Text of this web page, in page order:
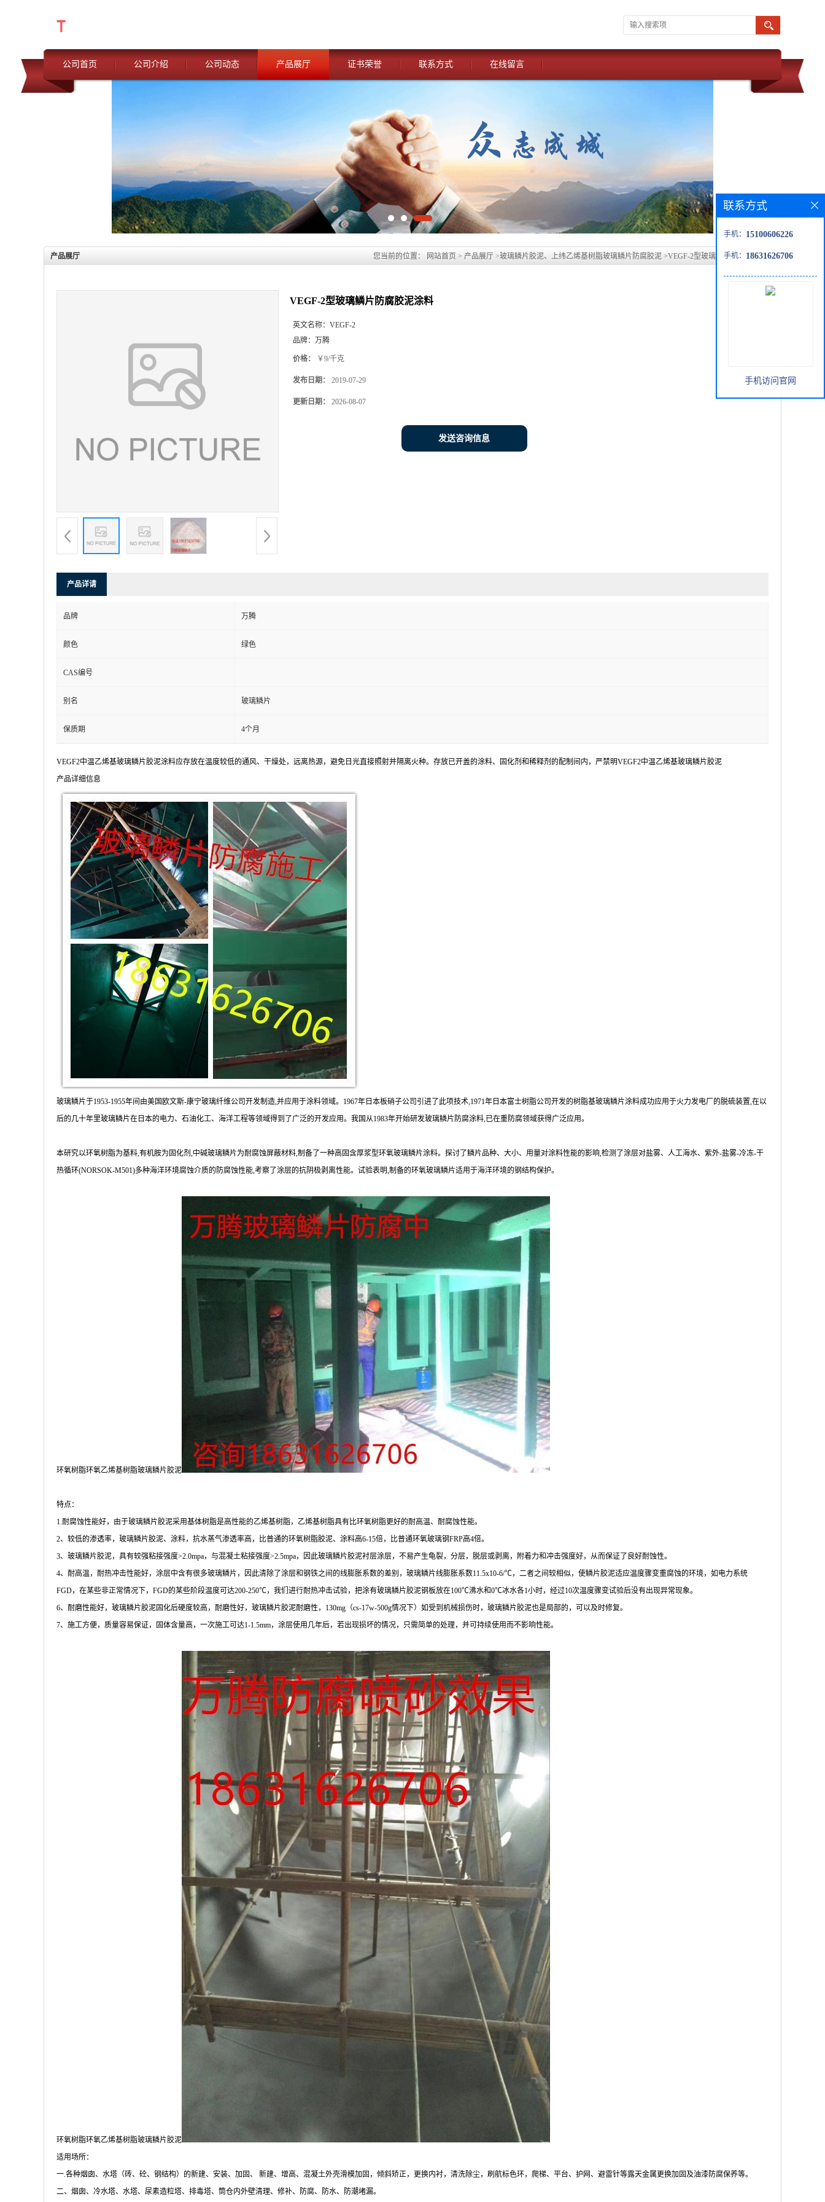
公司首页 公司介绍 公司动态 产品展厅 证书荣誉 联系方式 在线留言
产品展厅 您当前的位置： 网站首页 > 产品展厅 >玻璃鳞片胶泥、上纬乙烯基树脂玻璃鳞片防腐胶泥 >VEGF-2型玻璃鳞片防腐胶泥涂料
VEGF-2型玻璃鳞片防腐胶泥涂料
英文名称： VEGF-2
品牌： 万腾
价格： ￥9/千克
发布日期： 2019-07-29
更新日期： 2026-08-07
发送咨询信息
产品详请
品牌 万腾
颜色 绿色
CAS编号
别名 玻璃鳞片
保质期 4个月
VEGF2中温乙烯基玻璃鳞片胶泥涂料应存放在温度较低的通风、干燥处，远离热源，避免日光直接照射并隔离火种。存放已开盖的涂料、固化剂和稀释剂的配制间内，严禁明VEGF2中温乙烯基玻璃鳞片胶泥
产品详细信息
玻璃鳞片于1953-1955年间由美国欧文斯-康宁玻璃纤维公司开发制造,并应用于涂料领域。1967年日本板硝子公司引进了此项技术,1971年日本富士树脂公司开发的树脂基玻璃鳞片涂料成功应用于火力发电厂的脱硫装置,在以
后的几十年里玻璃鳞片在日本的电力、石油化工、海洋工程等领域得到了广泛的开发应用。我国从1983年开始研发玻璃鳞片防腐涂料,已在重防腐领域获得广泛应用。
本研究以环氧树脂为基料,有机胺为固化剂,中碱玻璃鳞片为耐腐蚀屏蔽材料,制备了一种高固含厚浆型环氧玻璃鳞片涂料。探讨了鳞片品种、大小、用量对涂料性能的影响,检测了涂层对盐雾、人工海水、紫外-盐雾-冷冻-干
热循环(NORSOK-M501)多种海洋环境腐蚀介质的防腐蚀性能,考察了涂层的抗阴极剥离性能。试验表明,制备的环氧玻璃鳞片适用于海洋环境的钢结构保护。
环氧树脂环氧乙烯基树脂玻璃鳞片胶泥
特点：
1.耐腐蚀性能好，由于玻璃鳞片胶泥采用基体树脂是高性能的乙烯基树脂，乙烯基树脂具有比环氧树脂更好的耐高温、耐腐蚀性能。
2、较低的渗透率，玻璃鳞片胶泥、涂料，抗水蒸气渗透率高，比普通的环氧树脂胶泥、涂料高6-15倍，比普通环氧玻璃钢FRP高4倍。
3、玻璃鳞片胶泥，具有较强粘接强度>2.0mpa，与混凝土粘接强度>2.5mpa，因此玻璃鳞片胶泥衬层涂层，不易产生龟裂，分层，脱层或剥离，附着力和冲击强度好，从而保证了良好耐蚀性。
4、耐高温，耐热冲击性能好，涂层中含有很多玻璃鳞片，因此清除了涂层和钢铁之间的线膨胀系数的差别，玻璃鳞片线膨胀系数11.5x10-6/℃，二者之间较相似，使鳞片胶泥适应温度骤变重腐蚀的环境，如电力系统
FGD，在某些非正常情况下，FGD的某些阶段温度可达200-250℃，我们进行耐热冲击试验，把涂有玻璃鳞片胶泥钢板放在100℃沸水和0℃冰水各1小时，经过10次温度骤变试验后没有出现异常现象。
6、耐磨性能好，玻璃鳞片胶泥固化后硬度较高，耐磨性好，玻璃鳞片胶泥耐磨性，130mg（cs-17w-500g情况下）如受到机械损伤时，玻璃鳞片胶泥也是局部的，可以及时修复。
7、施工方便，质量容易保证，固体含量高，一次施工可达1-1.5mm，涂层使用几年后，若出现损坏的情况，只需简单的处理，并可持续使用而不影响性能。
环氧树脂环氧乙烯基树脂玻璃鳞片胶泥
适用场所：
一.各种烟囱、水塔（砖、砼、钢结构）的新建、安装、加固、 新建、增高、混凝土外壳滑模加固，倾斜矫正，更换内衬，清洗除尘，刷航标色环，爬梯、平台、护网、避雷针等露天金属更换加固及油漆防腐保养等。
二、烟囱、冷水塔、水塔、尿素造粒塔、排毒塔、筒仓内外壁清理、修补、防腐、防水、防潮堵漏。
联系方式
手机： 15100606226
手机： 18631626706
手机访问官网